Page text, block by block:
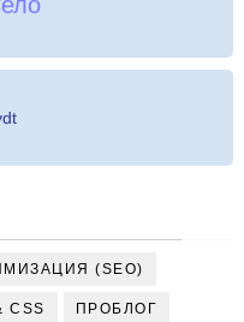
(SEO)
CSS ПРОБЛОГ